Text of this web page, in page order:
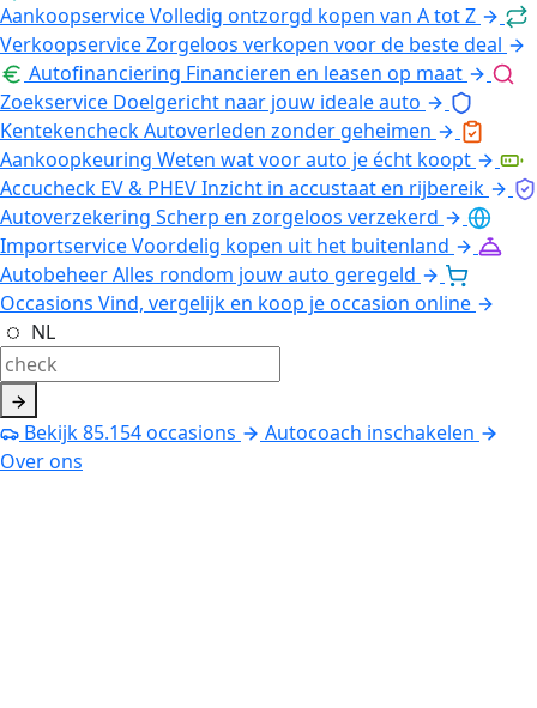
AankoopserviceVolledig ontzorgd kopen van A tot Z
VerkoopserviceZorgeloos verkopen voor de beste deal
Autofinanciering Financieren en leasen op maat
Zoekservice Doelgericht naar jouw ideale auto
KentekencheckAutoverleden zonder geheimen
Aankoopkeuring Weten wat voor auto je écht koopt
Accucheck EV & PHEVInzicht in accustaat en rijbereik
Autoverzekering Scherp en zorgeloos verzekerd
ImportserviceVoordelig kopen uit het buitenland
AutobeheerAlles rondom jouw auto geregeld
Occasions Vind, vergelijk en koop je occasion online
NL
Bekijk85.154occasions
Autocoach inschakelen
Over ons